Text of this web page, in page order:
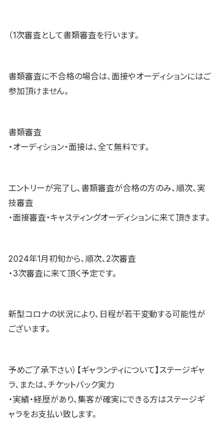
（1次審査として書類審査を行います。
書類審査に不合格の場合は、面接やオーディションにはご
参加頂けません。
書類審査
・オーディション・面接は、全て無料です。
エントリーが完了し、書類審査が合格の方のみ、順次、実
技審査
・面接審査・キャスティングオーディションに来て頂きます。
2024年1月初旬から、順次、2次審査
・3次審査に来て頂く予定です。
新型コロナの状況により、日程が若干変動する可能性が
ございます。
予めご了承下さい）【ギャランティについて】ステージギャ
ラ、または、チケットバック実力
・実績・経歴があり、集客が確実にできる方はステージギ
ャラをお支払い致します。